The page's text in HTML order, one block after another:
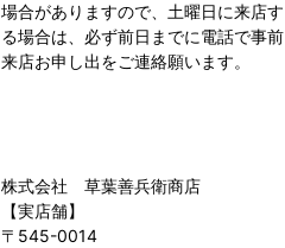
場合がありますので、土曜日に来店す
る場合は、必ず前日までに電話で事前
来店お申し出をご連絡願います。
株式会社 草葉善兵衛商店
【実店舗】
〒545-0014